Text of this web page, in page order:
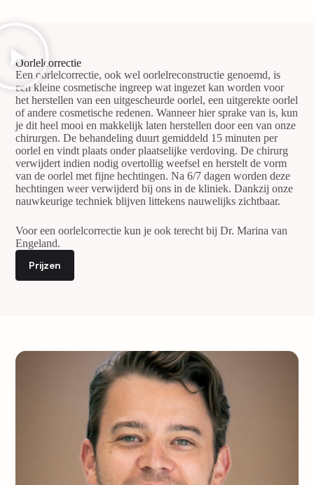
Oorlelcorrectie
Een oorlelcorrectie, ook wel oorlelreconstructie genoemd, is
een kleine cosmetische ingreep wat ingezet kan worden voor
het herstellen van een uitgescheurde oorlel, een uitgerekte oorlel
of andere cosmetische redenen. Wanneer hier sprake van is, kun
je dit heel mooi en makkelijk laten herstellen door een van onze
chirurgen.De behandeling duurt gemiddeld 15 minuten per
oorlel en vindt plaats onder plaatselijke verdoving.De chirurg
verwijdert indien nodig overtollig weefsel en herstelt de vorm
van de oorlel met fijne hechtingen. Na 6/7 dagen worden deze
hechtingen weer verwijderd bij ons in de kliniek. Dankzij onze
nauwkeurige techniek blijven littekens nauwelijks zichtbaar.
Voor een oorlelcorrectie kun je ook terecht bij Dr. Marina van
Engeland.
Prijzen